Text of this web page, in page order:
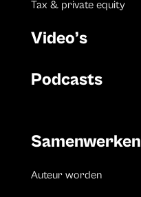
Tax & private equity
Video’s
Podcasts
Samenwerken
Auteur worden